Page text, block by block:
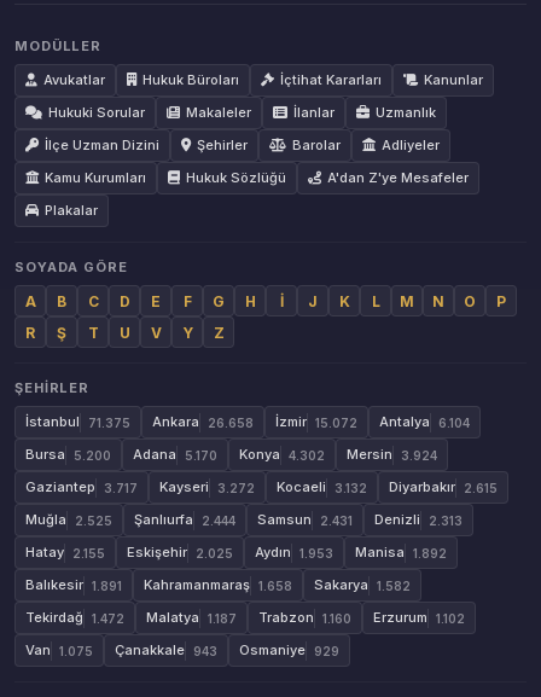
MODÜLLER
Avukatlar
Hukuk Büroları İçtihat Kararları
Kanunlar
Hukuki Sorular
Makaleler İlanlar
Uzmanlık
İlçe Uzman Dizini
Şehirler Barolar
Adliyeler
Kamu Kurumları
Hukuk Sözlüğü
A'dan Z'ye Mesafeler
Plakalar
SOYADA GÖRE
A B C D E F G H İ J K L M N O
P
R
Ş T U V Y Z
ŞEHIRLER
İstanbul
71.375 Ankara 26.658 İzmir 15.072 Antalya 6.104
Bursa 5.200 Adana 5.170 Konya 4.302 Mersin 3.924
Gaziantep 3.717 Kayseri 3.272 Kocaeli 3.132 Diyarbakır 2.615
Muğla 2.525 Şanlıurfa 2.444 Samsun 2.431 Denizli 2.313
Hatay 2.155 Eskişehir 2.025 Aydın 1.953 Manisa 1.892
Balıkesir 1.891 Kahramanmaraş 1.658 Sakarya 1.582
Tekirdağ 1.472 Malatya 1.187 Trabzon 1.160 Erzurum 1.102
Van 1.075 Çanakkale 943 Osmaniye 929